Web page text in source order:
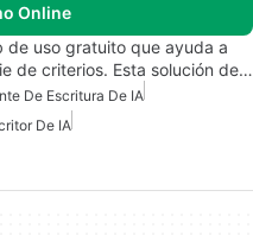
Online
de uso gratuito que ayuda a
de criterios. Esta solución de…
De Escritura De IA
De IA